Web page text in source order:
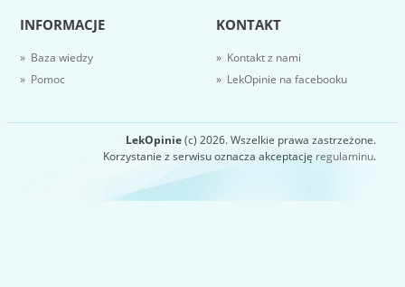
INFORMACJE
» Baza wiedzy
» Pomoc
KONTAKT
» Kontakt z nami
» LekOpinie na facebooku
LekOpinie(c) 2026. Wszelkie prawa zastrzeżone.
Korzystanie z serwisu oznacza akceptację regulaminu.